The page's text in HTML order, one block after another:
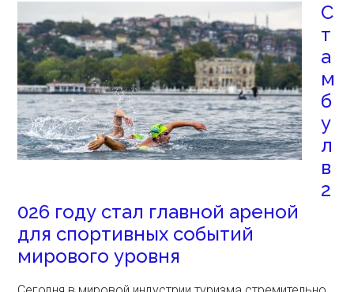
С
т
а
м
б
у
л
в
2
026 году стал главной ареной
для спортивных событий
мирового уровня